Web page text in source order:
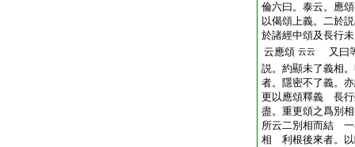
倫六曰。泰云。應
以偈頌上義。二於
於諸經中頌及長行
云應頌 云云
又曰
説。約顯未了義相
者。隱密不了義。
更以應頌釋義 長行
盡。重更頌之爲別
所云二別相而結 一
相 利根後來者。以